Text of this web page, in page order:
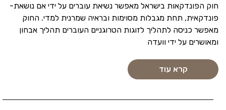
חוק הפונדקאות בישראל מאפשר נשיאת עוברים על ידי אם נושאת-
פונדקאית, תחת מגבלות מסוימות ובראיה שמרנית למדי. החוק
מאפשר כניסה לתהליך לזוגות הטרוגניים העוברים תהליך אבחון
ומאושרים על ידי וועדה
קרא עוד